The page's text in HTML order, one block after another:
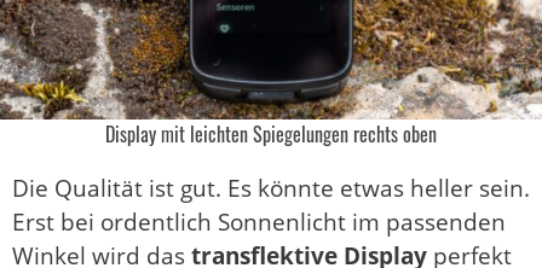
Display mit leichten Spiegelungen rechts oben
Die Qualität ist gut. Es könnte etwas heller sein.
Erst bei ordentlich Sonnenlicht im passenden
Winkel wird dastransflektive Display perfekt